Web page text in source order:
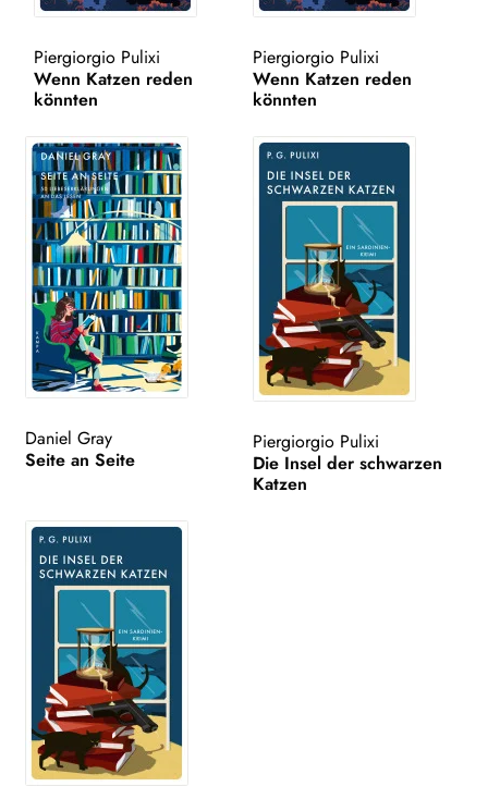
Piergiorgio Pulixi
Wenn Katzen reden
könnten
Piergiorgio Pulixi
Wenn Katzen reden
könnten
Daniel Gray
Seite an Seite
Piergiorgio Pulixi
Die Insel der schwarzen
Katzen